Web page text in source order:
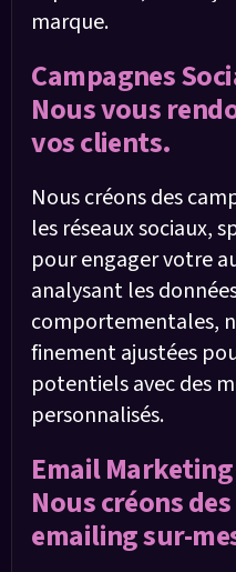
marque.
Campagnes
Nous vous
vos clients.
Nous créons des
les réseaux sociaux,
pour engager votre
analysant les
comportementales,
finement ajustées
potentiels avec des
personnalisés.
Email
Nous créons
emailing sur-